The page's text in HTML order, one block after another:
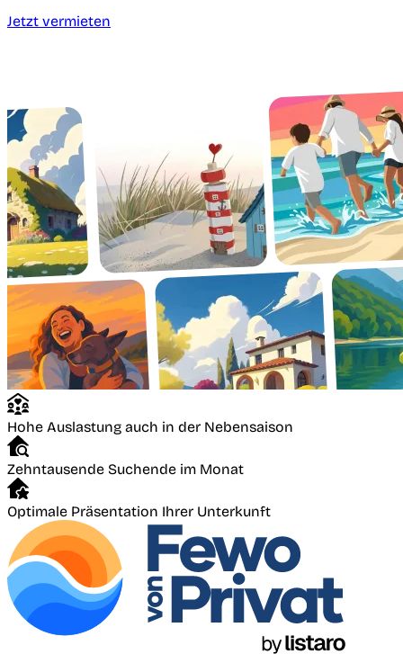
Jetzt vermieten
Hohe Auslastung auch in der Nebensaison
Zehntausende Suchende im Monat
Optimale Präsentation Ihrer Unterkunft